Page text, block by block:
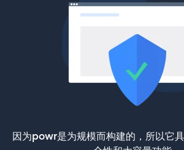
因为powr是为规模而构建的，所以它